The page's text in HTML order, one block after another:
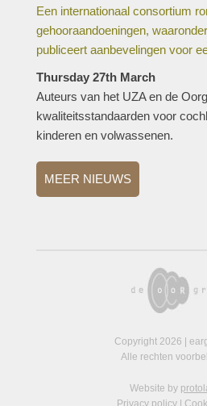
Een internationaal consortium
gehooraandoeningen,
publiceert aanbevelingen voor
Thursday 27th March
Auteurs van het UZA en de
kwaliteitsstandaarden voor
kinderen en volwassenen.
MEER NIEUWS
Copyright 2026 |
Alle rechten
Website by
Privacy policy|